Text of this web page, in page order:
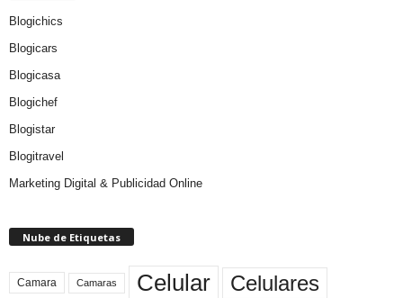
Blogichics
Blogicars
Blogicasa
Blogichef
Blogistar
Blogitravel
Marketing Digital & Publicidad Online
Nube de Etiquetas
Camara Camaras Celular Celulares